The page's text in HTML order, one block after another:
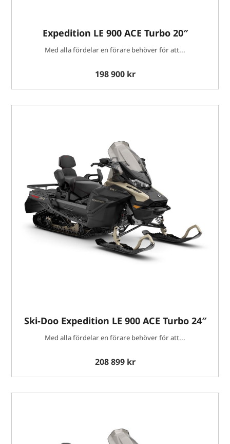
Expedition LE 900 ACE Turbo 20″
Med alla fördelar en förare behöver för att...
198 900 kr
Ski-Doo Expedition LE 900 ACE Turbo 24″
Med alla fördelar en förare behöver för att...
208 899 kr